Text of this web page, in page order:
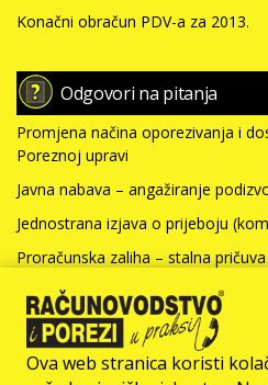
Konačni obračun PDV-a za 2013.
Odgovori na pitanja
Promjena načina oporezivanja i
Poreznoj upravi
Javna nabava – angažiranje
Jednostrana izjava o prijeboju
Proračunska zaliha – stalna
Nabavna vrijednost nefinancijske
(neprofitno računovodstvo)
Ova web stranica koristi